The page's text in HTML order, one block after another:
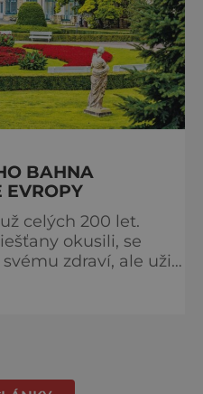
BAHNA
EVROPY
celých 200 let.
okusili, se
zdraví, ale užijí
bývají první